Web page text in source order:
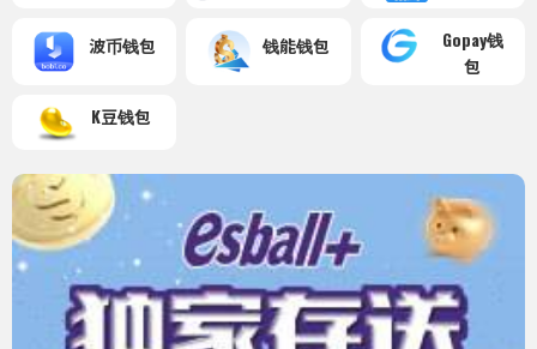
波币钱包 钱能钱包
Gopay钱
包
K豆钱包